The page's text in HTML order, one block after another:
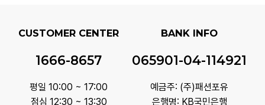
CUSTOMER CENTER
1666-8657
평일 10:00 ~ 17:00
점심 12:30 ~ 13:30
BANK INFO
065901-04-114921
예금주: (주)패션포유
은행명: KB국민은행